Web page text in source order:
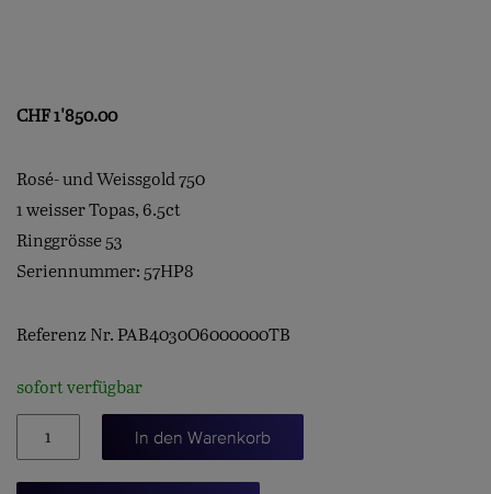
CHF1'850.00
Rosé- und Weissgold 750
1 weisser Topas, 6.5ct
Ringgrösse 53
Seriennummer: 57HP8
Referenz Nr. PAB4030O6000000TB
sofort verfügbar
Petit,
In den Warenkorb